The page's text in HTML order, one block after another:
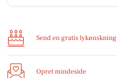
Send en gratis lykønskning
Opret mindeside